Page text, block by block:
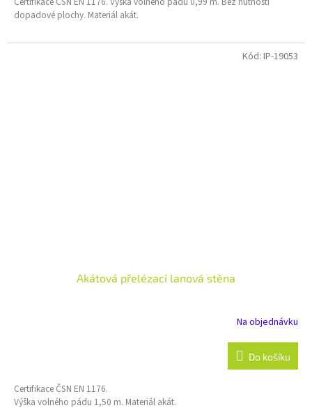
dopadové plochy. Materiál akát.
Akátová přelézací lanová stěna
Na objednávku
Do košíku
Certifikace ČSN EN 1176.
Výška volného pádu 1,50 m. Materiál akát.
Kód: IP-19053